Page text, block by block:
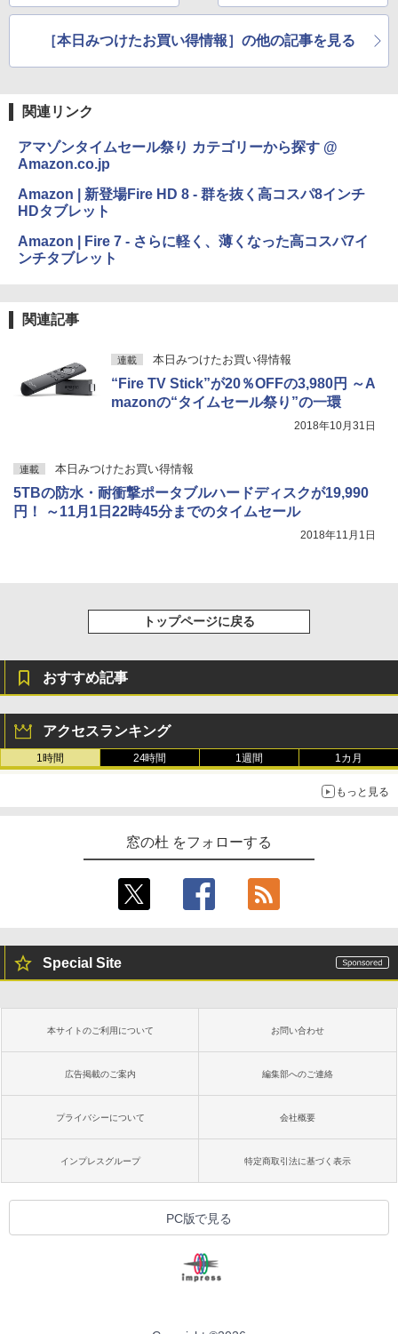
の11,980円！
り”の一環
［本日みつけたお買い得情報］の他の記事を見る
関連リンク
アマゾンタイムセール祭り カテゴリーから探す @
Amazon.co.jp
Amazon | 新登場Fire HD 8 - 群を抜く高コスパ8インチ
HDタブレット
Amazon | Fire 7 - さらに軽く、薄くなった高コスパ7イ
ンチタブレット
関連記事
連載 本日みつけたお買い得情報
“Fire TV Stick”が20％OFFの3,980円 ～A
mazonの“タイムセール祭り”の一環
2018年10月31日
連載 本日みつけたお買い得情報
5TBの防水・耐衝撃ポータブルハードディスクが19,990
円！ ～11月1日22時45分までのタイムセール
2018年11月1日
トップページに戻る
おすすめ記事
アクセスランキング
1時間 24時間 1週間 1カ月
もっと見る
窓の杜 をフォローする
Special Site
本サイトのご利用について お問い合わせ
広告掲載のご案内 編集部へのご連絡
プライバシーについて 会社概要
インプレスグループ 特定商取引法に基づく表示
PC版で見る